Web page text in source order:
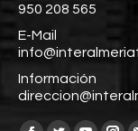
950 208 565
E-Mail
Información
Encuéntranos en: